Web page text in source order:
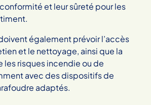
et leur sûreté pour les
également prévoir l’accès
et le nettoyage, ainsi que la
risques incendie ou de
avec des dispositifs de
adaptés.